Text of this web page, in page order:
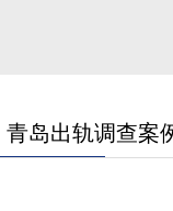
青岛出轨调查案